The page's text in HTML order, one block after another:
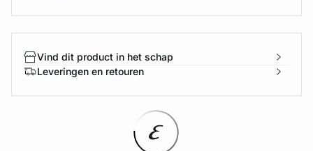
Vind dit product in het schap
Leveringen en retouren